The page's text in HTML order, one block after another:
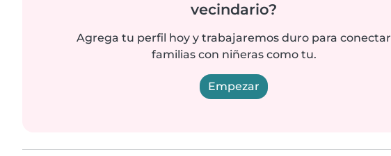
vecindario?
Agrega tu perfil hoy y trabajaremos duro para conectar
familias con niñeras como tu.
Empezar